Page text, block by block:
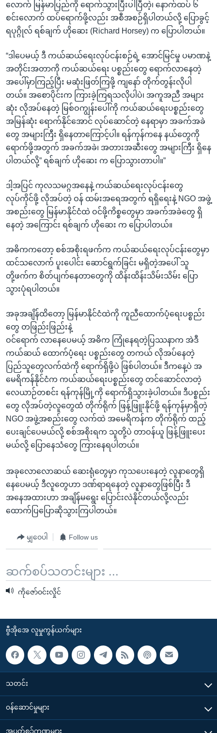
လောက် မြန်မာပြည်ကို ရောက်သွားပြီးပါပြီတဲ့၊ နောက်ထပ် ၆
စင်းလောက် ထပ်ရောက်ဖို့လည်း အစီအစဉ်ရှိပါတယ်လို့ ပြောခွင့်
ရပုဂ္ဂိုလ် ရစ်ချက် ဟိုဆေး (Richard Horsey) က ပြောပါတယ်။
“ဒါပေမယ့် ဒီ ကယ်ဆယ်ရေးလုပ်ငန်းစဉ်ရဲ့ အောင်မြင်မှု ပမာဏနဲ့
အတိုင်းအတာကို ကယ်ဆယ်ရေး ပစ္စည်းတွေ ရောက်လာနေတဲ့
အပေါ်မှာကြည့်ပြီး မဆုံးဖြတ်ကြဖို့ ကျနော် တိုက်တွန်းလိုပါ
တယ်။ အစောပိုင်းက ကြားခဲ့ကြရသလိုပါပဲ၊ အကူအညီ အများ
ဆုံး လိုအပ်နေတဲ့ မြစ်ဝကျွန်းပေါ်ကို ကယ်ဆယ်ရေးပစ္စည်းတွေ
အမြန်ဆုံး ရောက်နိုင်အောင် လုပ်ဆောင်တဲ့ နေရာမှာ အခက်အခဲ
တွေ အများကြီး ရှိနေတာကြောင့်ပါ။ ရန်ကုန်ကနေ နယ်တွေကို
ရောက်ဖို့အတွက် အခက်အခဲ၊ အတားအဆီးတွေ အများကြီး ရှိနေ
ပါတယ်လို့” ရစ်ချက် ဟိုဆေး က ပြောသွားတာပါ။”
ဒါ့အပြင် ကုလသမဂ္ဂအနေနဲ့ ကယ်ဆယ်ရေးလုပ်ငန်းတွေ
လုပ်ကိုင်ဖို့ လိုအပ်တဲ့ ဝန် ထမ်းအရေအတွက် ရရှိရေးနဲ့ NGO အဖွဲ့
အစည်းတွေ မြန်မာနိုင်ငံထဲ ဝင်ဖို့ကိစ္စတွေမှာ အခက်အခဲတွေ ရှိ
နေတဲ့ အကြောင်း ရစ်ချက် ဟိုဆေး က ပြောပါတယ်။
အဓိကကတော့ စစ်အစိုးရဖက်က ကယ်ဆယ်ရေးလုပ်ငန်းတွေမှာ
ထင်သလောက် ပူးပေါင်း ဆောင်ရွက်ခြင်း မရှိတဲ့အပေါ် သူ
တို့ဖက်က စိတ်ပျက်နေတာတွေကို ထိန်းထိန်းသိမ်းသိမ်း ပြော
သွားပုံရပါတယ်။
အခုအချိန်ထိတော့ မြန်မာနိုင်ငံထဲကို ကူညီထောက်ပံ့ရေးပစ္စည်း
တွေ တဖြည်းဖြည်းနဲ့
ဝင်ရောက် လာနေပေမယ့် အဓိက ကြုံနေရတဲ့ပြဿနာက အဲဒီ
ကယ်ဆယ် ထောက်ပံ့ရေး ပစ္စည်းတွေ တကယ် လိုအပ်နေတဲ့
ပြည်သူတွေလက်ထဲကို ရောက်ရှိဖို့ပဲ ဖြစ်ပါတယ်။ ဒီကနေ့ပဲ အ
မေရိကန်နိုင်ငံက ကယ်ဆယ်ရေးပစ္စည်းတွေ တင်ဆောင်လာတဲ့
လေယာဉ်တစင်း ရန်ကုန်မြို့ကို ရောက်ရှိသွားခဲ့ပါတယ်။ ဒီပစ္စည်း
တွေ လိုအပ်တဲ့လူတွေထံ တိုက်ရိုက် ဖြန့်ဖြူးနိုင်ဖို့ ရန်ကုန်မှာရှိတဲ့
NGO အဖွဲ့အစည်းတွေ လက်ထဲ အမေရိကန်က တိုက်ရိုက် ထည့်
ပေးချင်ပေမယ်လို့ စစ်အစိုးရက သူတို့ပဲ တာဝန်ယူ ဖြန့်ဖြူးပေး
မယ်လို့ ပြောနေသံတွေ ကြားနေရပါတယ်။
အခုလောလောဆယ် ဆေးရုံတွေမှာ ကုသပေးနေတဲ့ လူနာတွေရှိ
နေပေမယ့် ဒီလူတွေဟာ ဒဏ်ရာရနေတဲ့ လူနာတွေဖြစ်ပြီး ဒီ
အနေအထားဟာ အချိန်မရွေး ပြောင်းလဲနိုင်တယ်လို့လည်း
ထောက်ပြပြောဆိုသွားကြပါတယ်။
မျှဝေပါ Follow us
ဆက်စပ်သတင်းများ ...
ကိုဇော်ဝင်းလှိုင်
ဗွီအိုအေ လူမှုကွန်ယက်များ
သတင်း
၀န်ဆောင်မှုများ
အပတ်စဉ်ကဏ္ဍများ